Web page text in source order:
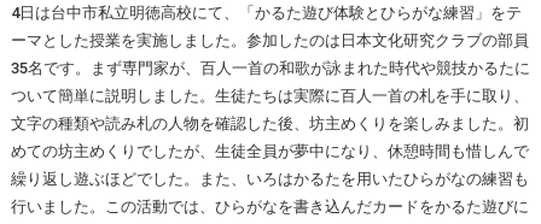
4日は台中市私立明徳高校にて、「かるた遊び体験とひらがな練習」をテ
ーマとした授業を実施しました。参加したのは日本文化研究クラブの部員
35名です。まず専門家が、百人一首の和歌が詠まれた時代や競技かるたに
ついて簡単に説明しました。生徒たちは実際に百人一首の札を手に取り、
文字の種類や読み札の人物を確認した後、坊主めくりを楽しみました。初
めての坊主めくりでしたが、生徒全員が夢中になり、休憩時間も惜しんで
繰り返し遊ぶほどでした。また、いろはかるたを用いたひらがなの練習も
行いました。この活動では、ひらがなを書き込んだカードをかるた遊びに